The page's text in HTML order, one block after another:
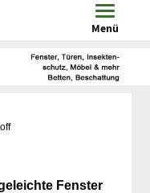
Toggle
Menü
Fenster